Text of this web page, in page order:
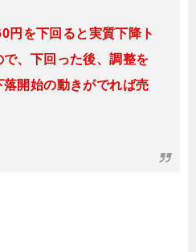
円を下回ると実質下降ト
、下回った後、調整を
開始の動きがでれば売